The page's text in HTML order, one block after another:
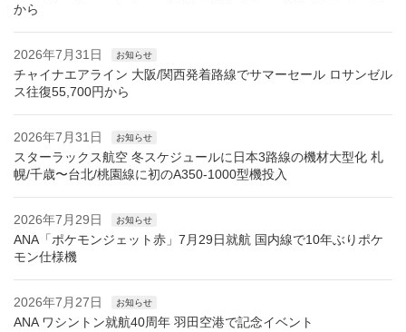
から
2026年7月31日 お知らせ
チャイナエアライン 大阪/関西発着路線でサマーセール ロサンゼル
ス往復55,700円から
2026年7月31日 お知らせ
スターラックス航空 冬スケジュールに日本3路線の機材大型化 札
幌/千歳〜台北/桃園線に初のA350-1000型機投入
2026年7月29日 お知らせ
ANA「ポケモンジェット赤」7月29日就航 国内線で10年ぶりポケ
モン仕様機
2026年7月27日 お知らせ
ANA ワシントン就航40周年 羽田空港で記念イベント